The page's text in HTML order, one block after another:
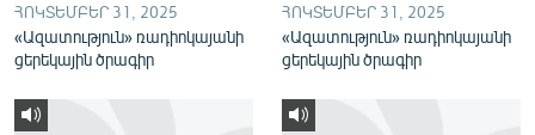
ՀԵՏԵՎԵՔ ՄԵԶ
ՀՈԿՏԵՄԲԵՐ 31, 2025
«Ազատություն» ռադիոկայանի
ցերեկային ծրագիր
ՀՈԿՏԵՄԲԵՐ 31, 2025
«Ազատություն» ռադիոկայանի
ցերեկային ծրագիր